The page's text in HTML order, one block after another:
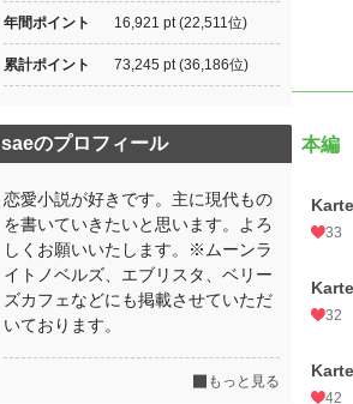
本編
33
32
42
年間ポイント 16,921 pt (22,511位)
累計ポイント 73,245 pt (36,186位)
saeのプロフィール
恋愛小説が好きです。主に現代もの
を書いていきたいと思います。よろ
しくお願いいたします。※ムーンラ
イトノベルズ、エブリスタ、ベリー
ズカフェなどにも掲載させていただ
いております。
もっと見る